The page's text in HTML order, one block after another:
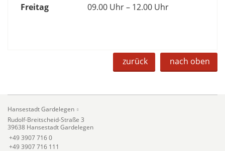
Freitag 09.00 Uhr – 12.00 Uhr
zurück nach oben
Hansestadt Gardelegen
Rudolf-Breitscheid-Straße 3
39638 Hansestadt Gardelegen
+49 3907 716 0
+49 3907 716 111